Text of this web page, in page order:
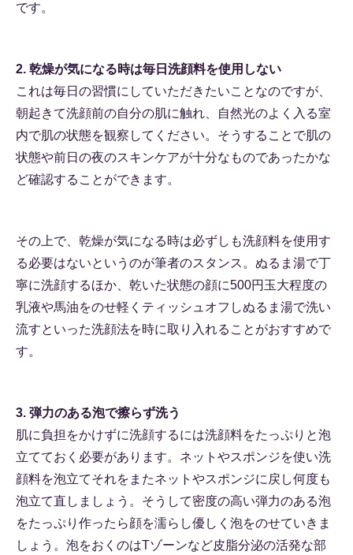
です。
2. 乾燥が気になる時は毎日洗顔料を使用しない
これは毎日の習慣にしていただきたいことなのですが、
朝起きて洗顔前の自分の肌に触れ、自然光のよく入る室
内で肌の状態を観察してください。そうすることで肌の
状態や前日の夜のスキンケアが十分なものであったかな
ど確認することができます。
その上で、乾燥が気になる時は必ずしも洗顔料を使用す
る必要はないというのが筆者のスタンス。ぬるま湯で丁
寧に洗顔するほか、乾いた状態の顔に500円玉大程度の
乳液や馬油をのせ軽くティッシュオフしぬるま湯で洗い
流すといった洗顔法を時に取り入れることがおすすめで
す。
3. 弾力のある泡で擦らず洗う
肌に負担をかけずに洗顔するには洗顔料をたっぷりと泡
立てておく必要があります。ネットやスポンジを使い洗
顔料を泡立てそれをまたネットやスポンジに戻し何度も
泡立て直しましょう。そうして密度の高い弾力のある泡
をたっぷり作ったら顔を濡らし優しく泡をのせていきま
しょう。泡をおくのはTゾーンなど皮脂分泌の活発な部